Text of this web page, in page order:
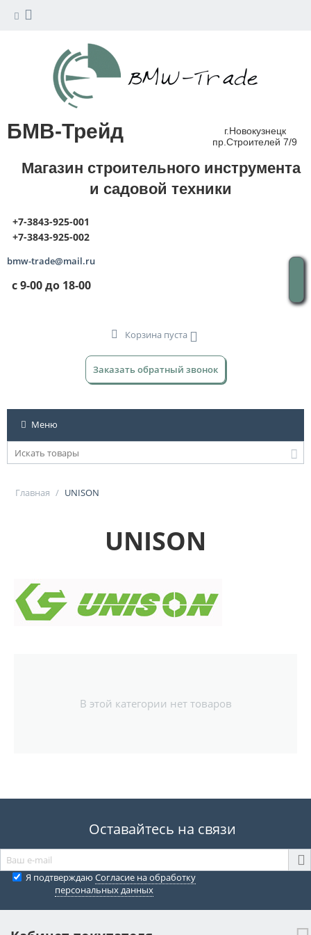
БМВ-Трейд
г.Новокузнецк
пр.Строителей 7/9
Магазин строительного инструмента
и садовой техники
+7-3843-925-001
+7-3843-925-002
bmw-trade@mail.ru
с 9-00 до 18-00
Корзина пуста
Заказать обратный звонок
Меню
Главная / UNISON
UNISON
В этой категории нет товаров
Оставайтесь на связи
Я подтверждаю Согласие на обработку
персональных данных